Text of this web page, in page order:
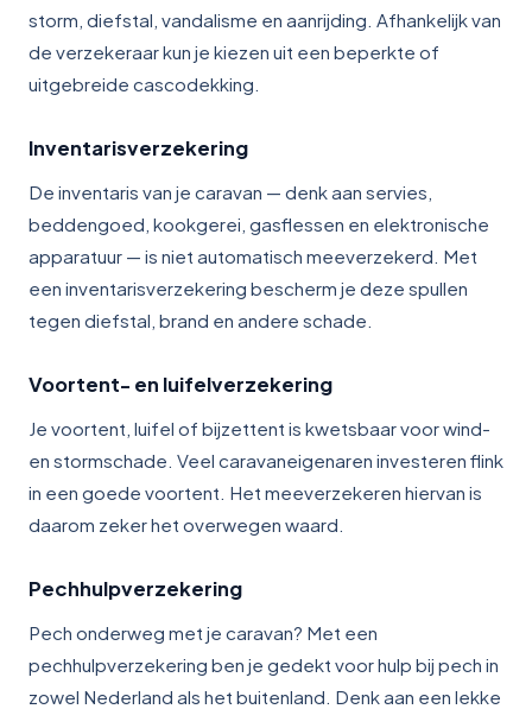
storm, diefstal, vandalisme en aanrijding. Afhankelijk van
de verzekeraar kun je kiezen uit een beperkte of
uitgebreide cascodekking.
Inventarisverzekering
De inventaris van je caravan — denk aan servies,
beddengoed, kookgerei, gasflessen en elektronische
apparatuur — is niet automatisch meeverzekerd. Met
een inventarisverzekering bescherm je deze spullen
tegen diefstal, brand en andere schade.
Voortent- en luifelverzekering
Je voortent, luifel of bijzettent is kwetsbaar voor wind-
en stormschade. Veel caravaneigenaren investeren flink
in een goede voortent. Het meeverzekeren hiervan is
daarom zeker het overwegen waard.
Pechhulpverzekering
Pech onderweg met je caravan? Met een
pechhulpverzekering ben je gedekt voor hulp bij pech in
zowel Nederland als het buitenland. Denk aan een lekke